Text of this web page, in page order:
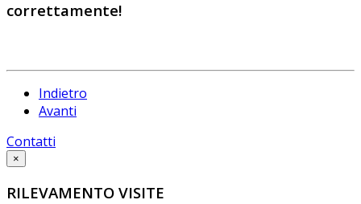
correttamente!
Indietro
Avanti
Contatti
×
RILEVAMENTO VISITE